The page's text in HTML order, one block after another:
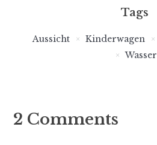
Tags
Aussicht Kinderwagen
Wasser
2 Comments